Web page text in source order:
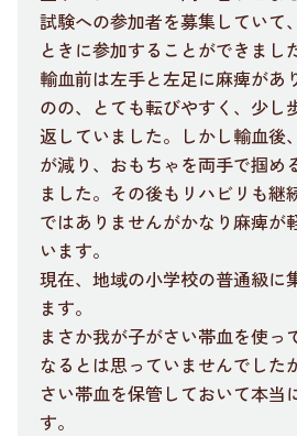
試験への参加者を募集していて
ときに参加することができまし
輸血前は左手と左足に麻痺があ
のの、とても転びやすく、少し
返していました。しかし輸血後
が減り、おもちゃを両手で掴め
ました。その後もリハビリも継
ではありませんがかなり麻痺が
います。
現在、地域の小学校の普通級に
ます。
まさか我が子がさい帯血を使っ
なるとは思っていませんでした
さい帯血を保管しておいて本当
す。